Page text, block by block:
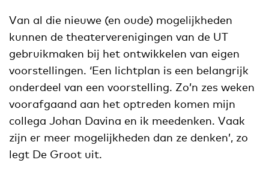
Van al die nieuwe (en oude) mogelijkheden
kunnen de theaterverenigingen van de UT
gebruikmaken bij het ontwikkelen van eigen
voorstellingen. ‘Een lichtplan is een belangrijk
onderdeel van een voorstelling. Zo’n zes weken
voorafgaand aan het optreden komen mijn
collega Johan Davina en ik meedenken. Vaak
zijn er meer mogelijkheden dan ze denken’, zo
legt De Groot uit.